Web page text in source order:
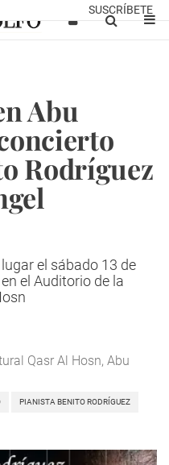
SUSCRÍBETE
Abu
Rodríguez
el sábado 13 de
el Auditorio de la
Qasr Al Hosn, Abu
PIANISTA BENITO RODRÍGUEZ